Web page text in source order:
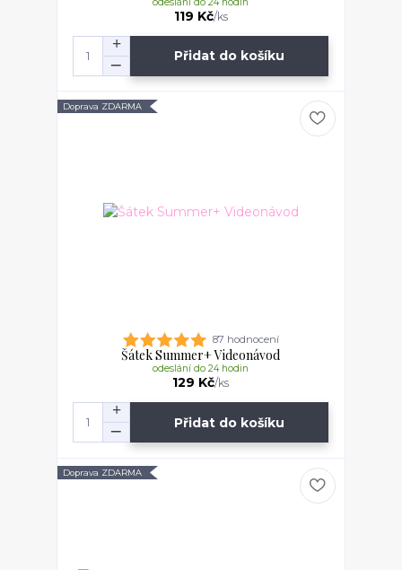
119 Kč/ks
Přidat do košíku
Doprava ZDARMA
87 hodnocení
Šátek Summer+ Videonávod
129 Kč/ks
odeslání do 24 hodin
Přidat do košíku
Doprava ZDARMA